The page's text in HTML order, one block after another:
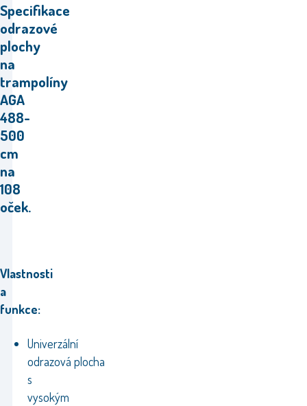
Specifikace
odrazové
plochy
na
trampolíny
AGA
488-
500
cm
na
108
oček.
Vlastnosti
a
funkce:
Univerzální
odrazová plocha
s
vysokým